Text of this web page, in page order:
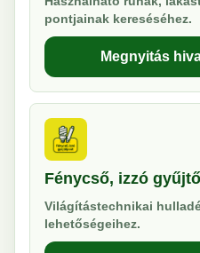
pontjainak kereséséhez.
Megnyitás
Fénycső, izzó
Világítástechnikai
lehetőségeihez.